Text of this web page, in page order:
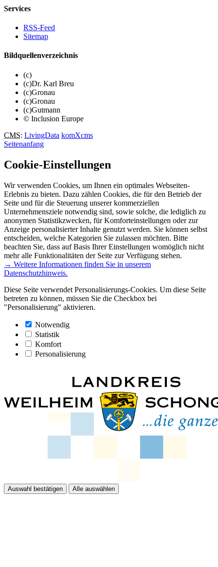
Services
RSS-Feed
Sitemap
Bildquellenverzeichnis
(c)
(c)Dr. Karl Breu
(c)Gronau
(c)Gronau
(c)Gutmann
© Inclusion Europe
CMS: LivingData komXcms
Seitenanfang
Cookie-Einstellungen
Wir verwenden Cookies, um Ihnen ein optimales Webseiten-
Erlebnis zu bieten. Dazu zählen Cookies, die für den Betrieb der
Seite und für die Steuerung unserer kommerziellen
Unternehmensziele notwendig sind, sowie solche, die lediglich zu
anonymen Statistikzwecken, für Komforteinstellungen oder zur
Anzeige personalisierter Inhalte genutzt werden. Sie können selbst
entscheiden, welche Kategorien Sie zulassen möchten. Bitte
beachten Sie, dass auf Basis Ihrer Einstellungen womöglich nicht
mehr alle Funktionalitäten der Seite zur Verfügung stehen.
→ Weitere Informationen finden Sie in unserem
Datenschutzhinweis.
Diese Seite verwendet Personalisierungs-Cookies. Um diese Seite
betreten zu können, müssen Sie die Checkbox bei
"Personalisierung" aktivieren.
Notwendig
Statistik
Komfort
Personalisierung
Auswahl bestätigen Alle auswählen